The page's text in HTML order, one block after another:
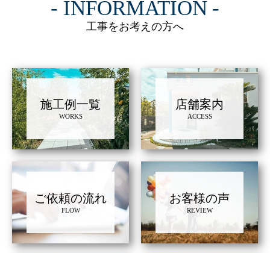
INFORMATION
工事をお考えの方へ
施工例一覧
WORKS
店舗案内
ACCESS
ご依頼の流れ
FLOW
お客様の声
REVIEW